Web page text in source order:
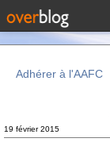
Adhérer à l'AAFC
19 février 2015